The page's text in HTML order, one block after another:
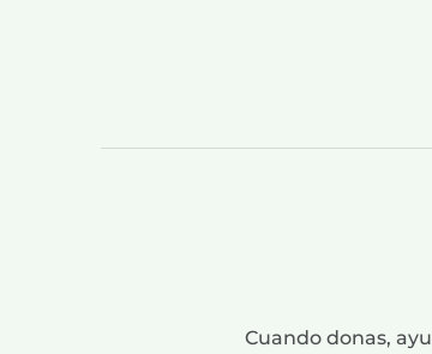
Cuando donas,